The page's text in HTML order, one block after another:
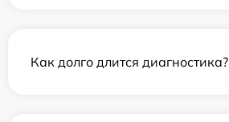
Как долго длится диагностика?